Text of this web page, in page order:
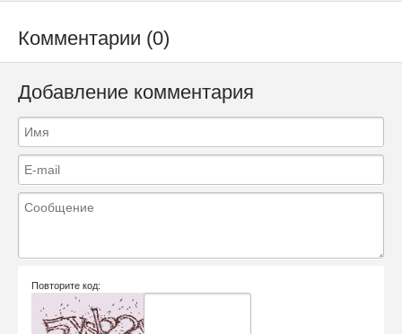
Комментарии (0)
Добавление комментария
Повторите код: